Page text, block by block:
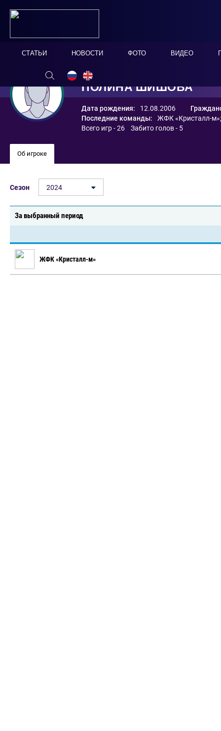
СТАТЬИ НОВОСТИ ФОТО ВИДЕО
ПОЛИНА ШИШОВА
Дата рождения: 12.08.2006
Последние команды:
ЖФК «Кристалл-м»
Всего игр - 26 Забито голов - 5
Об игроке
Сезон 2024
За выбранный период
ЖФК «Кристалл-м»